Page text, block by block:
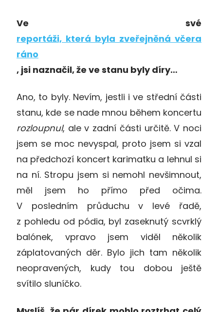
Ve své
reportáži, která byla zveřejněná včera
ráno
, jsi naznačil, že ve stanu byly díry…
Ano, to byly. Nevím, jestli i ve střední části
stanu, kde se nade mnou během koncertu
rozloupnul, ale v zadní části určitě. V noci
jsem se moc nevyspal, proto jsem si vzal
na předchozí koncert karimatku a lehnul si
na ní. Stropu jsem si nemohl nevšimnout,
měl jsem ho přímo před očima.
V posledním průduchu v levé řadě,
z pohledu od pódia, byl zaseknutý scvrklý
balónek, vpravo jsem viděl několik
záplatovaných děr. Bylo jich tam několik
neopravených, kudy tou dobou ještě
svítilo sluníčko.